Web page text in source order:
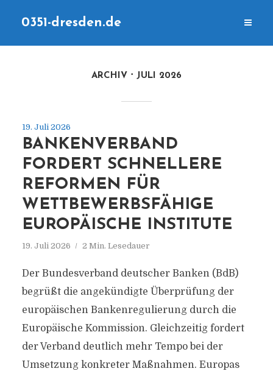
0351-dresden.de
ARCHIV JULI 2026
19. Juli 2026
BANKENVERBAND
FORDERT SCHNELLERE
REFORMEN FÜR
WETTBEWERBSFÄHIGE
EUROPÄISCHE INSTITUTE
19. Juli 2026 2 Min. Lesedauer
Der Bundesverband deutscher Banken (BdB)
begrüßt die angekündigte Überprüfung der
europäischen Bankenregulierung durch die
Europäische Kommission. Gleichzeitig fordert
der Verband deutlich mehr Tempo bei der
Umsetzung konkreter Maßnahmen. Europas